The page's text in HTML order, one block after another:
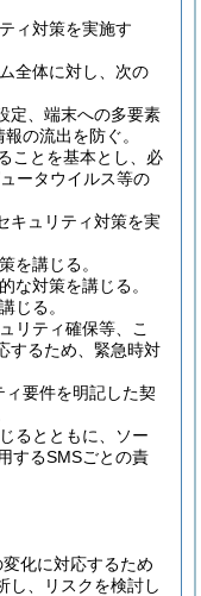
ィ対策を実施す
全体に対し、次の
定、端末への多要素
の流出を防ぐ。
ことを基本とし、必
ータウイルス等の
キュリティ対策を実
を講じる。
な対策を講じる。
じる。
リティ確保等、こ
するため、緊急時対
要件を明記した契
るとともに、ソー
するSMSごとの責
化に対応するため
し、リスクを検討し